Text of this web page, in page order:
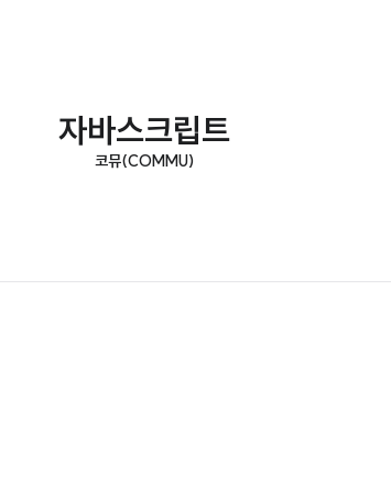
자바스크립트
코뮤(COMMU)